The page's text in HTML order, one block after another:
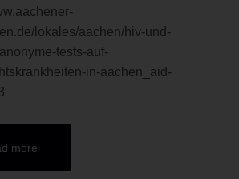
lokales/aachen/hiv-und-
tests-auf-
in-aachen_aid-
more